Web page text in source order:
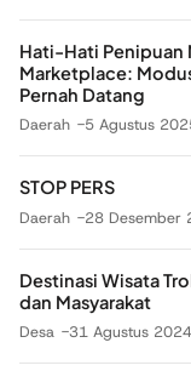
Hati-Hati Penipuan
Marketplace:
Pernah Datang
Daerah 5 Agustus
STOP PERS
Daerah 28 Desember
Destinasi Wisata
dan Masyarakat
Desa 31 Agustus 2024